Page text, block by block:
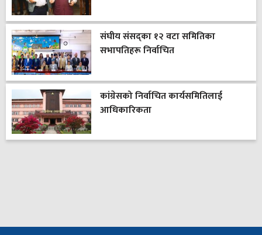
संघीय संसद्का १२ वटा समितिका
सभापतिहरू निर्वाचित
कांग्रेसको निर्वाचित कार्यसमितिलाई
आधिकारिकता